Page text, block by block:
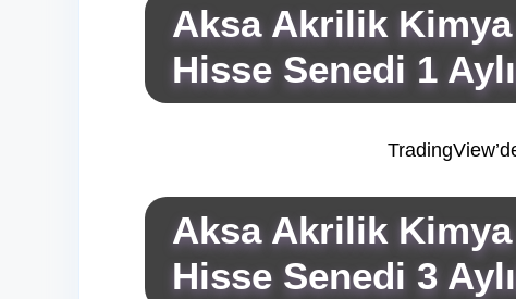
Aksa Akrilik
Hisse Senedi 1
Aksa Akrilik
Hisse Senedi 3